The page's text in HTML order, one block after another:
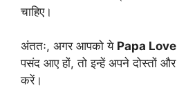
चाहिए।
अंततः, अगर आपको ये Papa
पसंद आए हों, तो इन्हें अपने दोस्तों
करें।